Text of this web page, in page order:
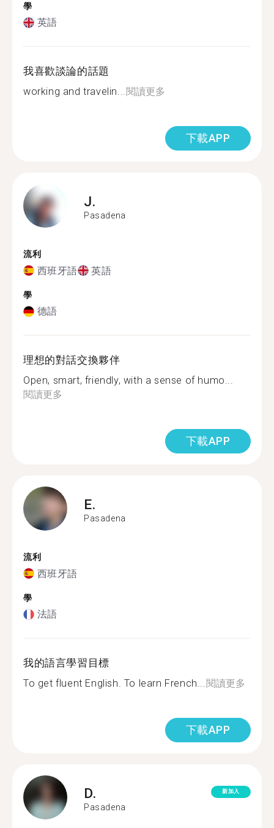
學
英語
我喜歡談論的話題
working and travelin...閱讀更多
下載APP
J.
Pasadena
流利
西班牙語 英語
學
德語
理想的對話交換夥伴
Open, smart, friendly, with a sense of humo...
閱讀更多
下載APP
E.
Pasadena
流利
西班牙語
學
法語
我的語言學習目標
To get fluent English. To learn French...閱讀更多
下載APP
D.
Pasadena
新加入